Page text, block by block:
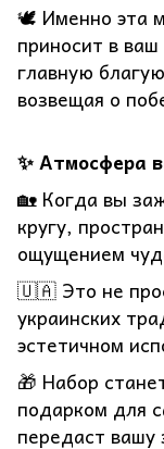
🕊️ Именно эта
приносит в
главную
возвещая о
✨ Атмосфера
🏡 Когда вы
кругу,
ощущением
🇺🇦 Это не
украинских
эстетичном
🎁 Набор
подарком для
передаст вашу